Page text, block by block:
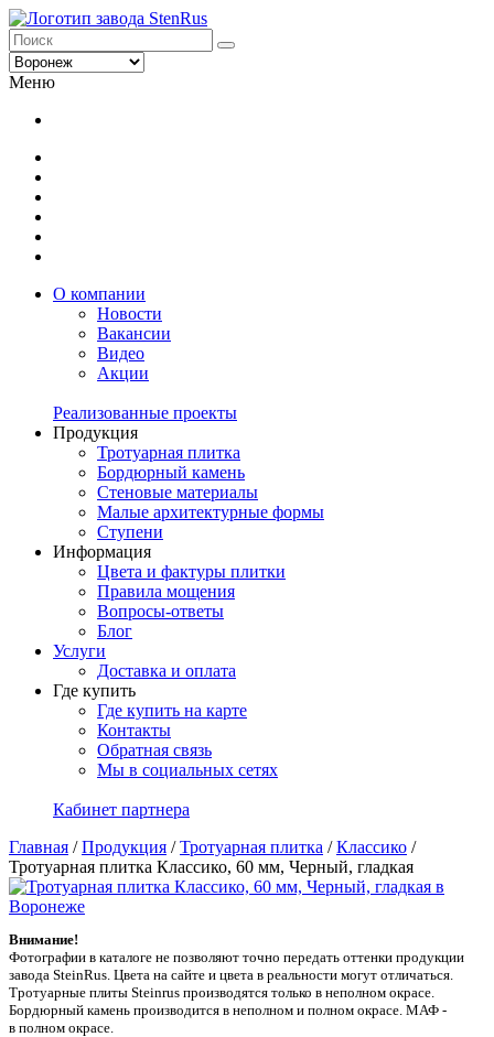
Меню
О компании
Новости
Вакансии
Видео
Акции
Реализованные проекты
Продукция
Тротуарная плитка
Бордюрный камень
Стеновые материалы
Малые архитектурные формы
Ступени
Информация
Цвета и фактуры плитки
Правила мощения
Вопросы-ответы
Блог
Услуги
Доставка и оплата
Где купить
Где купить на карте
Контакты
Обратная связь
Мы в социальных сетях
Кабинет партнера
Главная /Продукция /Тротуарная плитка /Классико /
Тротуарная плитка Классико, 60 мм, Черный, гладкая
Внимание!
Фотографии в каталоге не позволяют точно передать оттенки продукции
заводa SteinRus. Цвета на сайте и цвета в реальности могут отличаться.
Тротуарные плиты Steinrus производятся только в неполном окрасе.
Бордюрный камень производится в неполном и полном окрасе. МАФ -
в полном окрасе.